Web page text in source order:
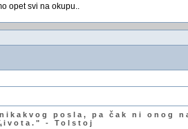
opet svi na okupu..
posla, pa čak ni onog
- Tolstoj